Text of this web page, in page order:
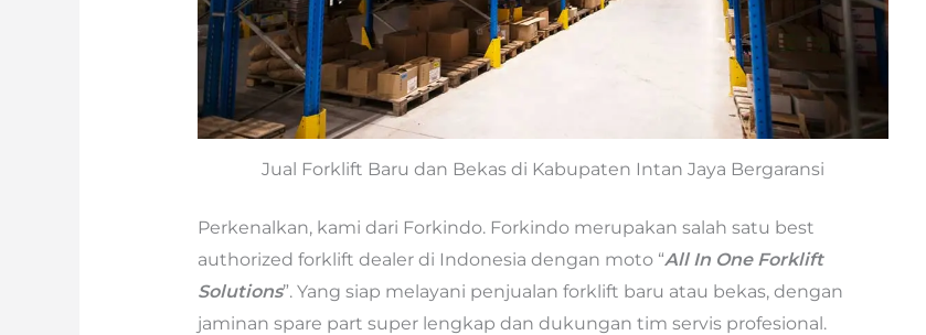
Jual Forklift Baru dan Bekas di Kabupaten Intan Jaya Bergaransi
Perkenalkan, kami dari Forkindo. Forkindo merupakan salah satu best
authorized forklift dealer di Indonesia dengan moto “All In One Forklift
Solutions”. Yang siap melayani penjualan forklift baru atau bekas, dengan
jaminan spare part super lengkap dan dukungan tim servis profesional.